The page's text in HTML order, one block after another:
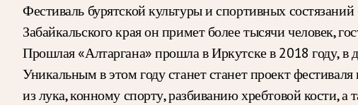
Фестиваль бурятской культуры и спортивных
Забайкальского края он примет более тысячи человек,
Прошлая «Алтаргана» прошла в Иркутске в 2018 году,
Уникальным в этом году станет станет проект
из лука, конному спорту, разбиванию хребтовой кости, а